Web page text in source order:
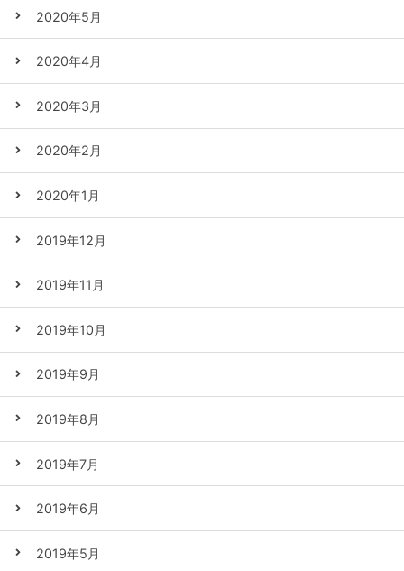
2020年5月
2020年4月
2020年3月
2020年2月
2020年1月
2019年12月
2019年11月
2019年10月
2019年9月
2019年8月
2019年7月
2019年6月
2019年5月